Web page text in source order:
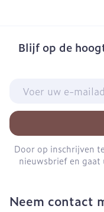
Blijf op de
Door op inschrijven
nieuwsbrief en
Neem contact